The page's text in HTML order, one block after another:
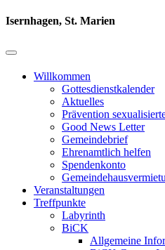
Isernhagen, St. Marien
Willkommen
Gottesdienstkalender
Aktuelles
Prävention
Good News Letter
Gemeindebrief
Ehrenamtlich helfen
Spendenkonto
Veranstaltungen
Treffpunkte
Labyrinth
BiCK
Allgemeine